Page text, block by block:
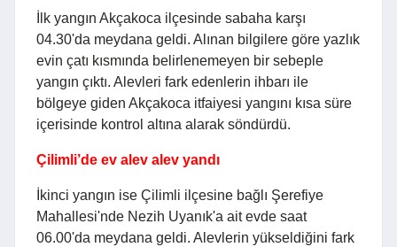
İlk yangın Akçakoca ilçesinde sabaha karşı
04.30'da meydana geldi. Alınan bilgilere göre yazlık
evin çatı kısmında belirlenemeyen bir sebeple
yangın çıktı. Alevleri fark edenlerin ihbarı ile
bölgeye giden Akçakoca itfaiyesi yangını kısa süre
içerisinde kontrol altına alarak söndürdü.
Çilimli’de ev alev alev yandı
İkinci yangın ise Çilimli ilçesine bağlı Şerefiye
Mahallesi'nde Nezih Uyanık'a ait evde saat
06.00'da meydana geldi. Alevlerin yükseldiğini fark